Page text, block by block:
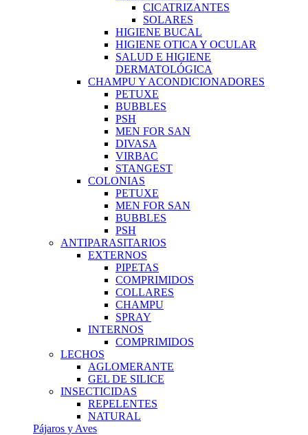
CICATRIZANTES
SOLARES
HIGIENE BUCAL
HIGIENE OTICA Y OCULAR
SALUD E HIGIENE
DERMATOLÓGICA
CHAMPU Y ACONDICIONADORES
PETUXE
BUBBLES
PSH
MEN FOR SAN
DIVASA
VIRBAC
STANGEST
COLONIAS
PETUXE
MEN FOR SAN
BUBBLES
PSH
ANTIPARASITARIOS
EXTERNOS
PIPETAS
COMPRIMIDOS
COLLARES
CHAMPU
SPRAY
INTERNOS
COMPRIMIDOS
LECHOS
AGLOMERANTE
GEL DE SILICE
INSECTICIDAS
REPELENTES
NATURAL
Pájaros y Aves